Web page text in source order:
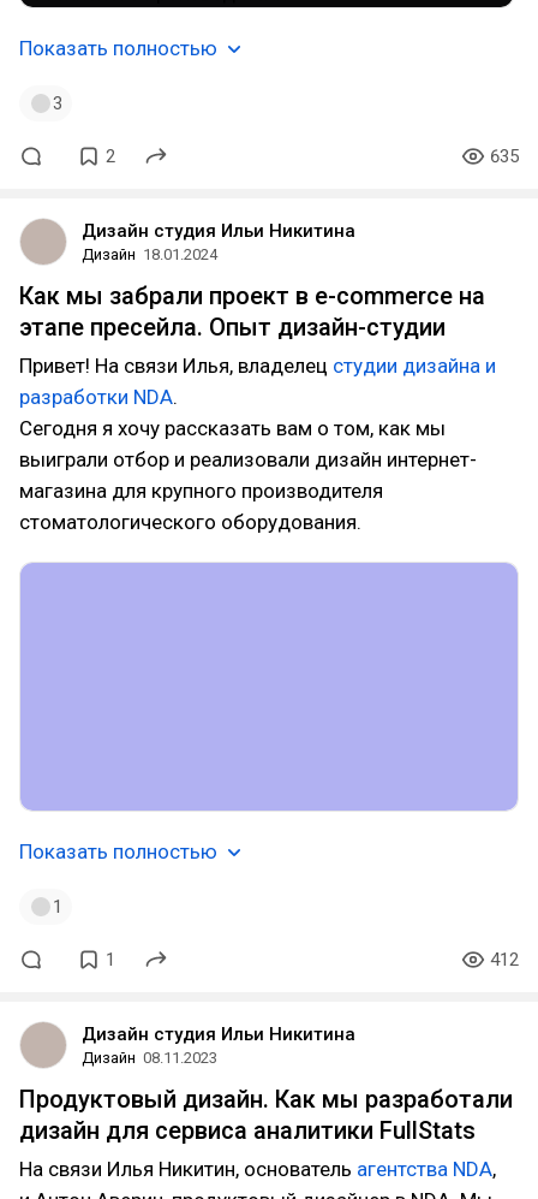
Показать полностью
3
2 635
Дизайн студия Ильи Никитина
Дизайн 18.01.2024
Как мы забрали проект в e-commerce на
этапе пресейла. Опыт дизайн-студии
Привет! На связи Илья, владелец студии дизайна и
разработки NDA.
Сегодня я хочу рассказать вам о том, как мы
выиграли отбор и реализовали дизайн интернет-
магазина для крупного производителя
стоматологического оборудования.
Показать полностью
1
1 412
Дизайн студия Ильи Никитина
Дизайн 08.11.2023
Продуктовый дизайн. Как мы разработали
дизайн для сервиса аналитики FullStats
На связи Илья Никитин, основатель агентства NDA,